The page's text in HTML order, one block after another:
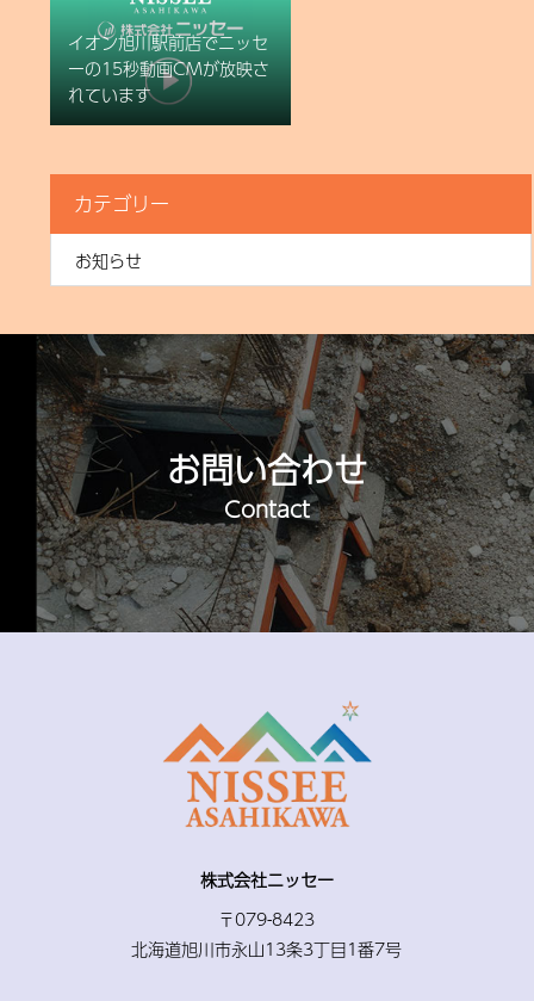
イオン旭川駅前店でニッセ
ーの15秒動画CMが放映さ
れています
カテゴリー
お知らせ
お問い合わせ
Contact
株式会社ニッセー
〒079-8423
北海道旭川市永山13条3丁目1番7号